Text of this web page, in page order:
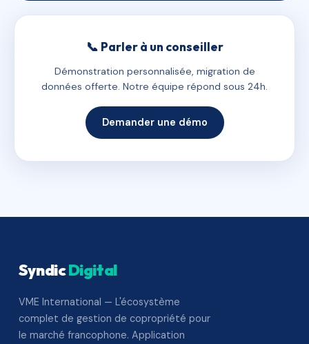
📞 Parler à un conseiller
Démonstration personnalisée, migration de
données offerte. Notre équipe répond sous 24h.
Demander une démo
SyndicDigital
VME International — L'écosystème
complet de gestion de copropriété pour
le marché francophone. Application